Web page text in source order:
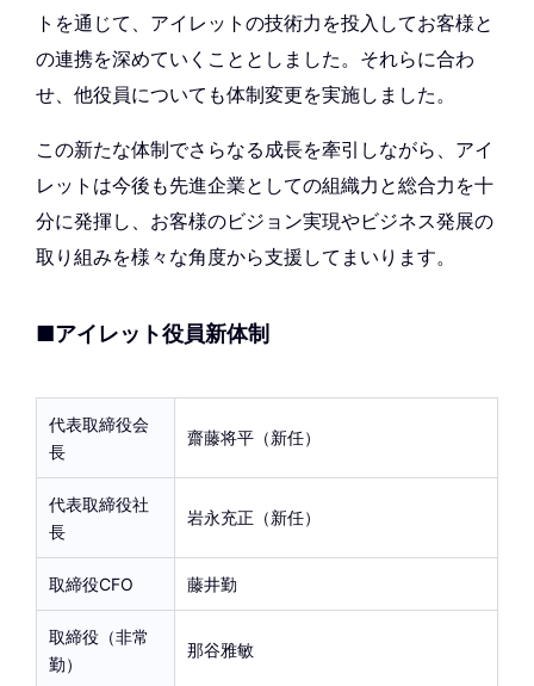
トを通じて、アイレットの技術力を投入してお客様と
の連携を深めていくこととしました。それらに合わ
せ、他役員についても体制変更を実施しました。
この新たな体制でさらなる成長を牽引しながら、アイ
レットは今後も先進企業としての組織力と総合力を十
分に発揮し、お客様のビジョン実現やビジネス発展の
取り組みを様々な角度から支援してまいります。
■アイレット役員新体制
代表取締役会
長
齋藤将平（新任）
代表取締役社
長
岩永充正（新任）
取締役CFO 藤井勤
取締役（非常
勤）
那谷雅敏